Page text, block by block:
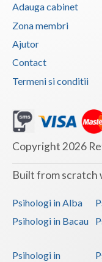
Adauga cabinet
Zona membri
Ajutor
Contact
Termeni si conditii
Copyright 2026
Built from scratch
Psihologi in Alba
Psihologi in Bacau
Psihologi in